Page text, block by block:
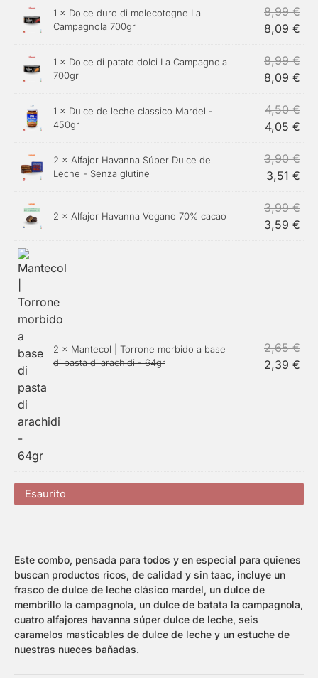
1 × Dolce duro di melecotogne La
Campagnola 700gr
8,99€
8,09 €
1 × Dolce di patate dolci La Campagnola
700gr
8,99€
8,09 €
1 × Dulce de leche classico Mardel -
450gr
4,50€
4,05 €
2 × Alfajor Havanna Súper Dulce de
Leche - Senza glutine
3,90€
3,51 €
2 × Alfajor Havanna Vegano 70% cacao
3,99€
3,59 €
2 × Mantecol | Torrone morbido a base
di pasta di arachidi - 64gr
2,65€
2,39 €
Esaurito
Este combo, pensada para todos y en especial para quienes
buscan productos ricos, de calidad y sin taac, incluye un
frasco de dulce de leche clásico mardel, un dulce de
membrillo la campagnola, un dulce de batata la campagnola,
cuatro alfajores havanna súper dulce de leche, seis
caramelos masticables de dulce de leche y un estuche de
nuestras nueces bañadas.